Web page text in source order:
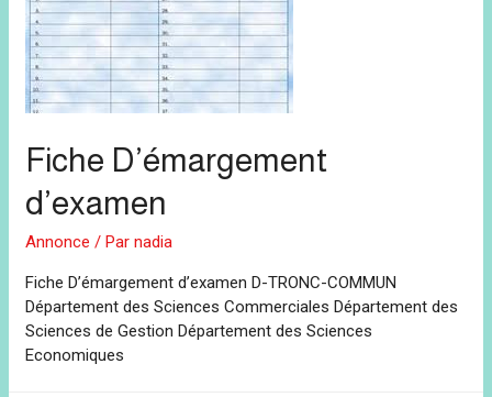
Fiche D’émargement
d’examen
Annonce / Parnadia
Fiche D’émargement d’examen D-TRONC-COMMUN
Département des Sciences Commerciales Département des
Sciences de Gestion Département des Sciences
Economiques